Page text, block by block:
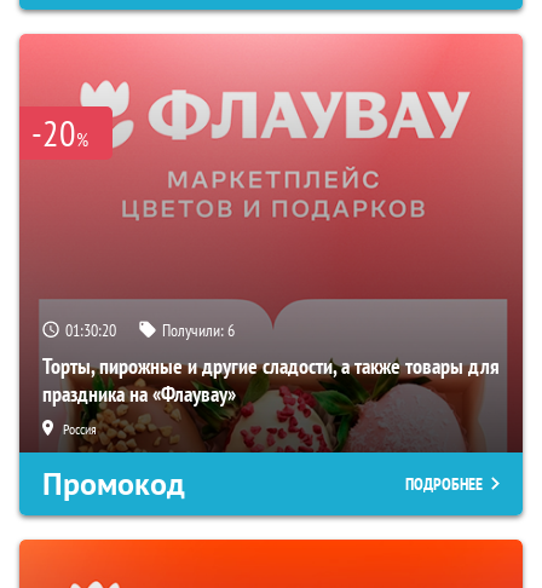
-20%
01:30:19 Получили:6
Торты, пирожные и другие сладости, а также товары для
праздника на «Флаувау»
Россия
Промокод ПОДРОБНЕЕ